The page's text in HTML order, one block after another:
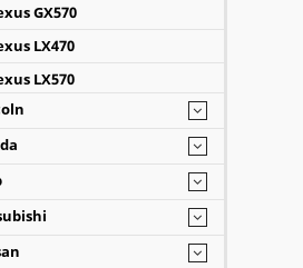
GX570
LX470
LX570